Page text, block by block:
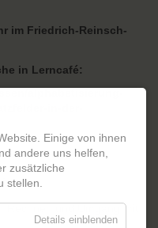
im Friedrich-Reinsch-
in Lerncafé:
alphabetisierung-
Rechnen und Umgang mit
Einige von ihnen
andere uns helfen,
zusätzliche
stellen.
Details einblenden